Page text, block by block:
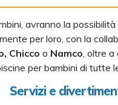
avranno la
per loro, con la
Chicco o Namco, oltre a
per bambini di tutte
Servizi e